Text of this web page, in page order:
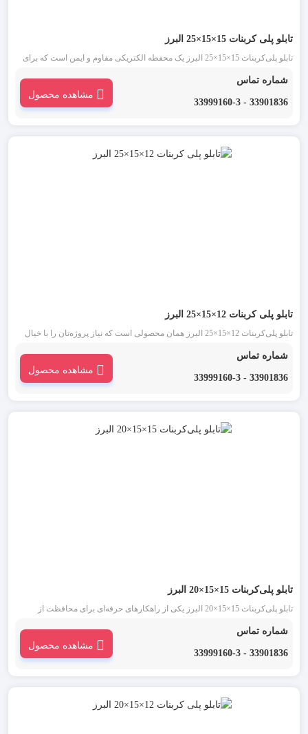
تابلو پلی‌ کربنات 15×15×25 البرز
تابلو پلی‌کربنات 15×15×25 البرز یک محفظه الکتریکی مقاوم و ایمن است که برای
طراحی شده است. این محصول با رعایت دقیق استانداردهای بین‌المللی ساخته شده
شماره تماس
33901836 - 33999160-3
مشاهده محصول
تابلو پلی‌ کربنات 12×15×25 البرز
تابلو پلی‌کربنات 12×15×25 البرز همان محصولی است که نیاز پروژه‌تان را با خیال
شرایط سخت محیطی مثل رطوبت، گرما، گرد و غبار و ضربه عملکردی بی‌نقص
شماره تماس
33901836 - 33999160-3
مشاهده محصول
تابلو پلی‌کربنات 15×15×20 البرز
تابلو پلی‌کربنات 15×15×20 البرز یکی از راهکارهای حرفه‌ای برای محافظت از
با طراحی استاندارد و متریال مقاوم، به‌ویژه در شرایط آب‌وهوایی سخت، عملکردی
شماره تماس
33901836 - 33999160-3
مشاهده محصول